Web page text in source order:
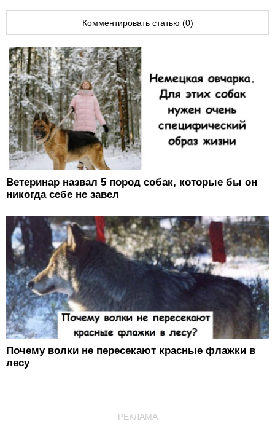
Комментировать статью (0)
Ветеринар назвал 5 пород собак, которые бы он
никогда себе не завел
Почему волки не пересекают красные флажки в
лесу
РЕКЛАМА